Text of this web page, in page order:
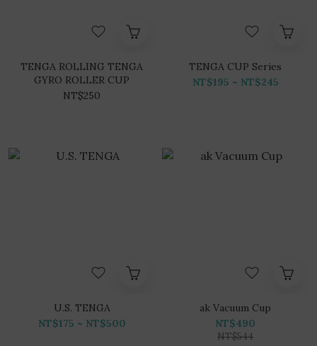
TENGA ROLLING TENGA
GYRO ROLLER CUP
NT$250
TENGA CUP Series
NT$195 ~ NT$245
U.S. TENGA
NT$175 ~ NT$500
ak Vacuum Cup
NT$490
NT$544